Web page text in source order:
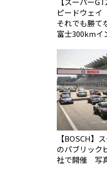
ピードウェイ
それでも勝て
富士300kmイ
【BOSCH】
のパブリック
社で開催 写